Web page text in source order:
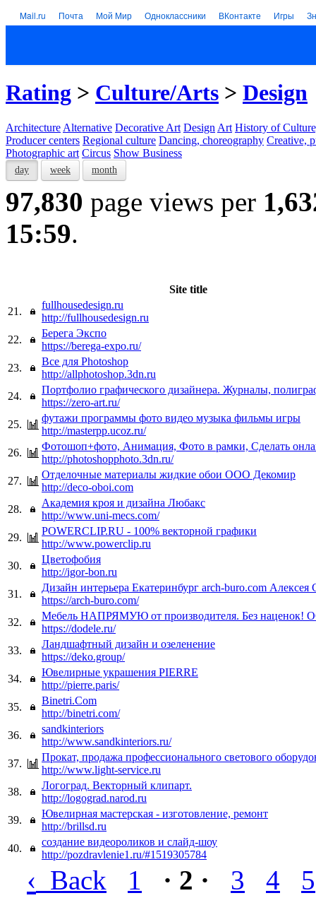
Mail.ru Почта Мой Мир Одноклассники ВКонтакте Игры
Rating > Culture/Arts > Design
Architecture Alternative Decorative Art Design Art History of
Producer centers Regional culture Dancing, choreography Creative,
Photographic art Circus Show Business
day week month
97,830 page views per
15:59.
Site title
21.
fullhousedesign.ru
http://fullhousedesign.ru
22.
Берега Экспо
https://berega-expo.ru/
23.
Все для Photoshop
http://allphotoshop.3dn.ru
24.
Портфолио графического дизайнера. Журналы,
https://zero-art.ru/
25.
футажи программы фото видео музыка фильмы игры
http://masterpp.ucoz.ru/
26.
Фотошоп+фото, Анимация, Фото в рамки, Сделать
http://photoshopphoto.3dn.ru/
27.
Отделочные материалы жидкие обои ООО Декомир
http://deco-oboi.com
28.
Академия кроя и дизайна Любакс
http://www.uni-mecs.com/
29.
POWERCLIP.RU - 100% векторной графики
http://www.powerclip.ru
30.
Цветофобия
http://igor-bon.ru
31.
Дизайн интерьера Екатеринбург arch-buro.com Алексея
https://arch-buro.com/
32.
Мебель НАПРЯМУЮ от производителя. Без наценок!
https://dodele.ru/
33.
Ландшафтный дизайн и озеленение
https://deko.group/
34.
Ювелирные украшения PIERRE
http://pierre.paris/
35.
Binetri.Com
http://binetri.com/
36.
sandkinteriors
http://www.sandkinteriors.ru/
37.
Прокат, продажа профессионального светового
http://www.light-service.ru
38.
Логоград. Векторный клипарт.
http://logograd.narod.ru
39.
Ювелирная мастерская - изготовление, ремонт
http://brillsd.ru
40.
создание видеороликов и слайд-шоу
http://pozdravlenie1.ru/#1519305784
‹ Back 1 · 2 · 3 4 5